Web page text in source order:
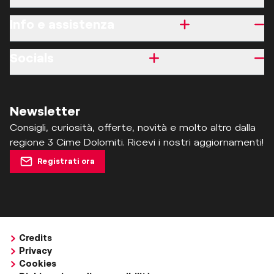
Newsletter
Consigli, curiosità, offerte, novità e molto altro dalla
regione 3 Cime Dolomiti. Ricevi i nostri aggiornamenti!
Registrati ora
Credits
Privacy
Cookies